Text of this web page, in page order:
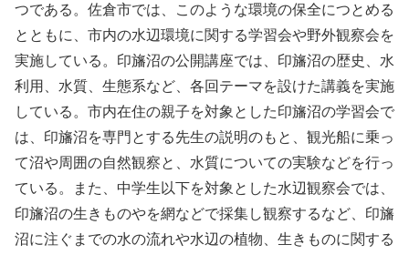
つである。佐倉市では、このような環境の保全につとめる
とともに、市内の水辺環境に関する学習会や野外観察会を
実施している。印旛沼の公開講座では、印旛沼の歴史、水
利用、水質、生態系など、各回テーマを設けた講義を実施
している。市内在住の親子を対象とした印旛沼の学習会で
は、印旛沼を専門とする先生の説明のもと、観光船に乗っ
て沼や周囲の自然観察と、水質についての実験などを行っ
ている。また、中学生以下を対象とした水辺観察会では、
印旛沼の生きものやを網などで採集し観察するなど、印旛
沼に注ぐまでの水の流れや水辺の植物、生きものに関する